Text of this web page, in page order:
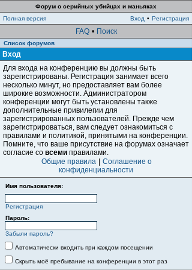
Форум о серийных убийцах и маньяках
Полная версия
Вход • Регистрация
FAQ • Поиск
Список форумов
Вход
Для входа на конференцию вы должны быть
зарегистрированы. Регистрация занимает всего
несколько минут, но предоставляет вам более
широкие возможности. Администратором
конференции могут быть установлены также
дополнительные привилегии для
зарегистрированных пользователей. Прежде чем
зарегистрироваться, вам следует ознакомиться с
правилами и политикой, принятыми на конференции.
Помните, что ваше присутствие на форумах означает
согласие со всеми правилами.
Общие правила
Соглашение о
конфиденциальности
Имя пользователя:
Регистрация
Пароль:
Забыли пароль?
Автоматически входить при каждом посещении
Скрыть моё пребывание на конференции в этот раз